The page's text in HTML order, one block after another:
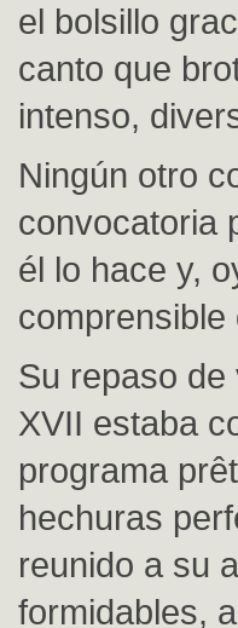
el bolsillo
canto que
intenso,
Ningún otro
convocatoria
él lo hace y,
Su repaso
XVII estaba
programa
hechuras
reunido a su
formidables,